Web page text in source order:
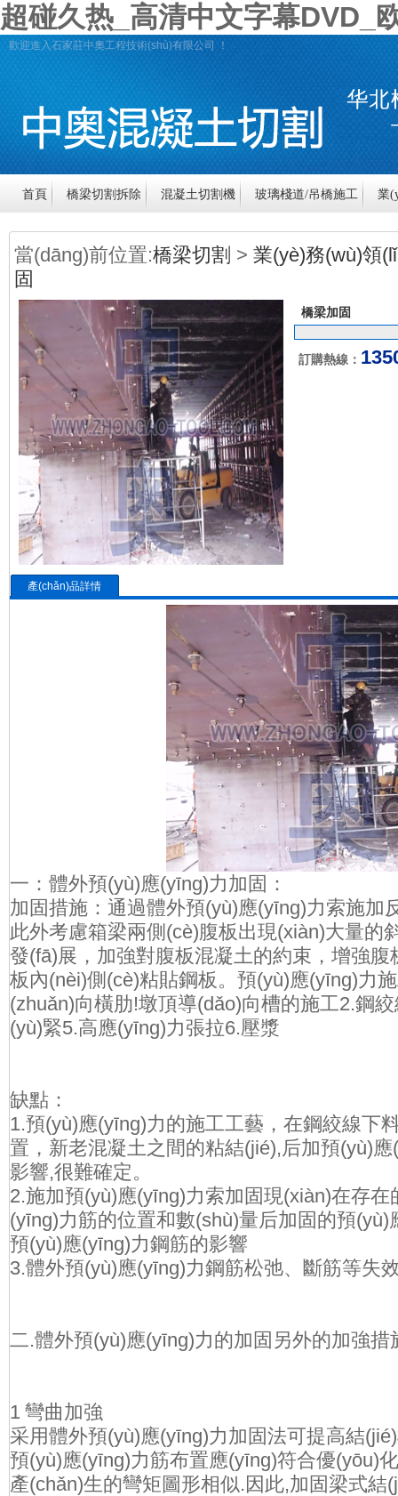
超碰久热_高清中文字幕DVD_
歡迎進入石家莊中奧工程技術(shù)有限公司 ！
首頁 橋梁切割拆除 混凝土切割機 玻璃棧道/吊橋施工 業
行業(yè)資訊 公司介紹 聯(lián)系我們
當(dāng)前位置:橋梁切割 > 業(yè)務(wù)領
固
橋梁加固
訂購熱線：
產(chǎn)品詳情
一：體外預(yù)應(yīng)力加固 ：
加固措施：通過體外預(yù)應(yīng)力索施加
此外考慮箱梁兩側(cè)腹板出現(xiàn)大量的斜
發(fā)展，加強對腹板混凝土的約束，增強
板內(nèi)側(cè)粘貼鋼板。預(yù)應(yīng)力
(zhuǎn)向橫肋!墩頂導(dǎo)向槽的施工2.鋼
(yù)緊5.高應(yīng)力張拉6.壓漿
缺點：
1.預(yù)應(yīng)力的施工工藝，在鋼絞線
置，新老混凝土之間的粘結(jié),后加預(yù)
影響,很難確定。
2.施加預(yù)應(yīng)力索加固現(xiàn)在存
(yīng)力筋的位置和數(shù)量后加固的預
預(yù)應(yīng)力鋼筋的影響
3.體外預(yù)應(yīng)力鋼筋松弛、斷筋等
二.體外預(yù)應(yīng)力的加固另外的加強措
1 彎曲加強
采用體外預(yù)應(yīng)力加固法可提高結
預(yù)應(yīng)力筋布置應(yīng)符合優(yōu)
產(chǎn)生的彎矩圖形相似.因此,加固梁式結